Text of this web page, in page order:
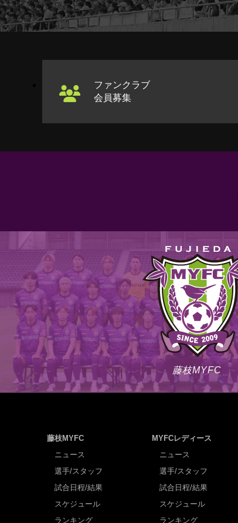
ファンクラブ
会員募集
藤枝MYFC
藤枝MYFC
ニュース
選手/スタッフ
試合日程/結果
スケジュール
ランキング
MYFCレディース
ニュース
選手/スタッフ
試合日程/結果
スケジュール
ランキング